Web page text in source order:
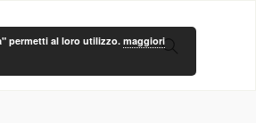
permetti al loro utilizzo. maggiori